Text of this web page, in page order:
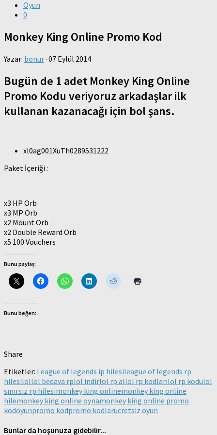
Oyun
0
Monkey King Online Promo Kod
Yazar: bonur· 07 Eylül 2014
Bugün de 1 adet Monkey King Online
Promo Kodu veriyoruz arkadaşlar ilk
kullanan kazanacağı için bol şans.
xl0ag001XuTh0289531222
Paket İçeriği :
x3 HP Orb
x3 MP Orb
x2 Mount Orb
x2 Double Reward Orb
x5 100 Vouchers
Bunu paylaş:
Bunu beğen:
Share
Etiketler: League of legends ip hilesileague of legends rp
hilesilollol bedava rplol indirlol rp allol rp kodlarılol rp kodulol
sınırsız rp hilesimonkey king onlinemonkey king online
hilemonkey king online oynamonkey king online promo
kodoyunpromo kodpromo kodlarücretsiz oyun
Bunlar da hoşunuza gidebilir...